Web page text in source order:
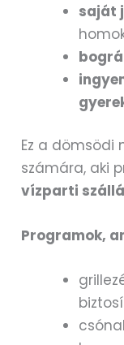
saját
Ez a dömsödi
számára, aki
vízparti
Programok,